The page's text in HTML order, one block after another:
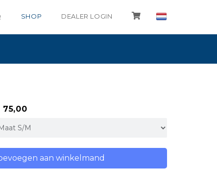
SHOP DEALER LOGIN
75,00
aan winkelmand